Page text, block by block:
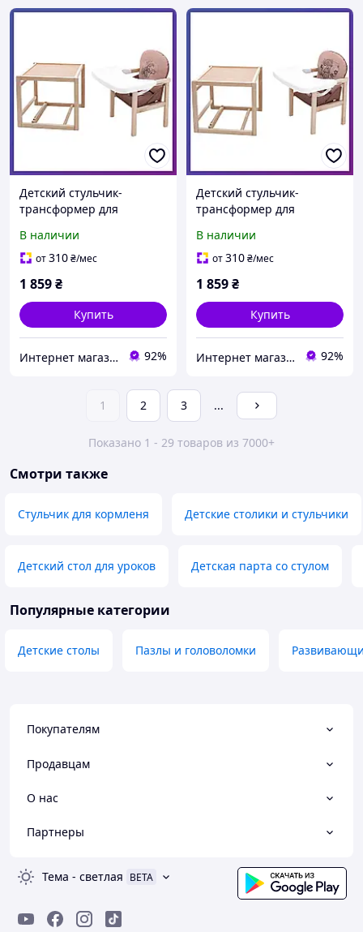
Детский стульчик-
трансформер для
Babyroom Винни-230
Капучино Мишка с
В наличии
от310₴/мес
1 859₴
Купить
Интернет магазин детских товаров и товаров для дома "Твой Киндер" 92%
Детский стульчик-
трансформер для
Babyroom Винни-230
Капучино Мишка с
В наличии
от310₴/мес
1 859₴
Купить
Интернет магазин детских товаров и товаров для дома "Твой Киндер" 92%
1 2 3 ...
Показано 1 - 29 товаров из 7000+
Смотри также
Стульчик для кормленя Детские столики и стульчики
Детский стол для уроков Детская парта со стулом
Популярные категории
Детские столы Пазлы и головоломки
Покупателям
Продавцам
О нас
Партнеры
Тема - светлая BETA